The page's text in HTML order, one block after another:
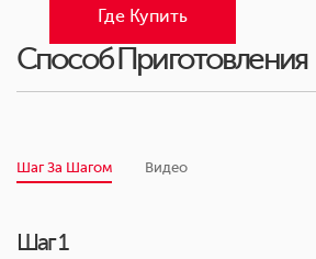
Где Купить
Способ Приготовления
Шаг За Шагом Видео
Шаг 1